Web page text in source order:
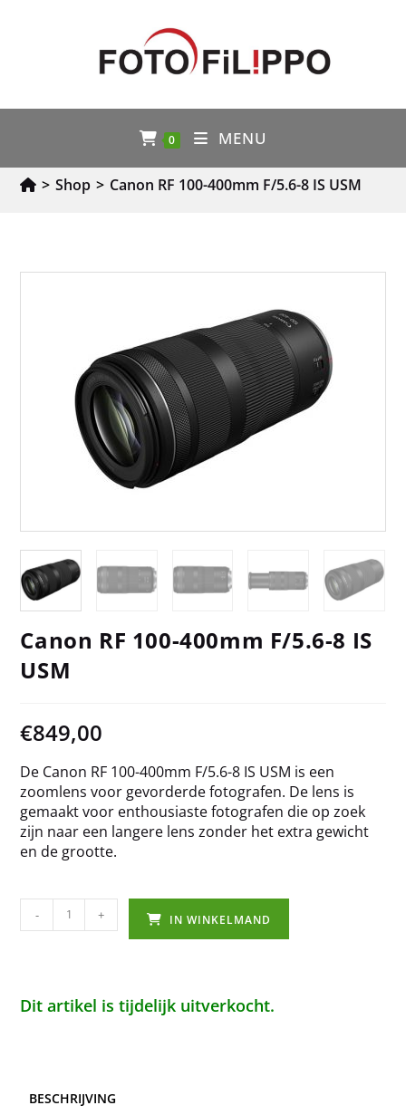
0 MENU
> Shop > Canon RF 100-400mm F/5.6-8 IS USM
Canon RF 100-400mm F/5.6-8 IS
USM
€849,00
De Canon RF 100-400mm F/5.6-8 IS USM is een
zoomlens voor gevorderde fotografen. De lens is
gemaakt voor enthousiaste fotografen die op zoek
zijn naar een langere lens zonder het extra gewicht
en de grootte.
- + IN WINKELMAND
Dit artikel is tijdelijk uitverkocht.
BESCHRIJVING